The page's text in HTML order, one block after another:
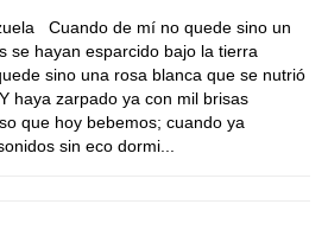
Cuando de mí no quede sino un
se hayan esparcido bajo la tierra
sino una rosa blanca que se nutrió
haya zarpado ya con mil brisas
que hoy bebemos; cuando ya
sin eco dormi...